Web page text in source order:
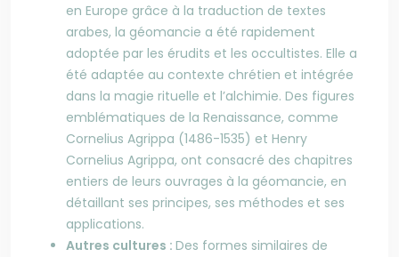
en Europe grâce à la traduction de textes
arabes, la géomancie a été rapidement
adoptée par les érudits et les occultistes. Elle a
été adaptée au contexte chrétien et intégrée
dans la magie rituelle et l’alchimie. Des figures
emblématiques de la Renaissance, comme
Cornelius Agrippa (1486-1535) et Henry
Cornelius Agrippa, ont consacré des chapitres
entiers de leurs ouvrages à la géomancie, en
détaillant ses principes, ses méthodes et ses
applications.
Autres cultures : Des formes similaires de